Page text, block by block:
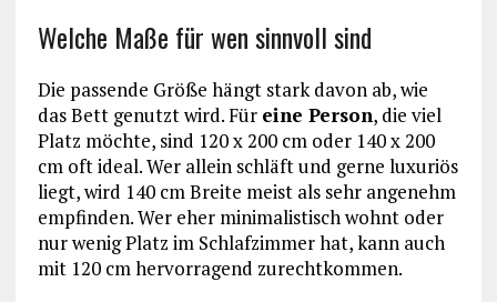
Welche Maße für wen sinnvoll sind
Die passende Größe hängt stark davon ab, wie
das Bett genutzt wird. Für eine Person, die viel
Platz möchte, sind 120 x 200 cm oder 140 x 200
cm oft ideal. Wer allein schläft und gerne luxuriös
liegt, wird 140 cm Breite meist als sehr angenehm
empfinden. Wer eher minimalistisch wohnt oder
nur wenig Platz im Schlafzimmer hat, kann auch
mit 120 cm hervorragend zurechtkommen.